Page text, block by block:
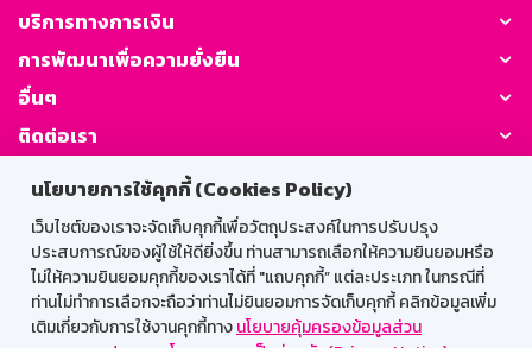
นโยบายการใช้คุกกี้ (Cookies Policy)
เว็บไซต์ของเราจะจัดเก็บคุกกี้เพื่อวัตถุประสงค์ในการปรับปรุง
ประสบการณ์ของผู้ใช้ให้ดียิ่งขึ้น ท่านสามารถเลือกให้ความยินยอมหรือ
ไม่ให้ความยินยอมคุกกี้ของเราได้ที่ "แถบคุกกี้” แต่ละประเภท ในกรณีที่
ท่านไม่ทำการเลือกจะถือว่าท่านไม่ยินยอมการจัดเก็บคุกกี้ คลิกข้อมูลเพิ่ม
เติมเกี่ยวกับการใช้งานคุกกี้ทางนโยบายคุ้มครองข้อมูลส่วน
บริการทางการเงิน
การพัฒนาเพื่อความยั่งยืน
อื่นๆ
ติดต่อเรา
GSB Society:
สำหรับพนักงาน
Web HR
GSB Wisdom M-Search